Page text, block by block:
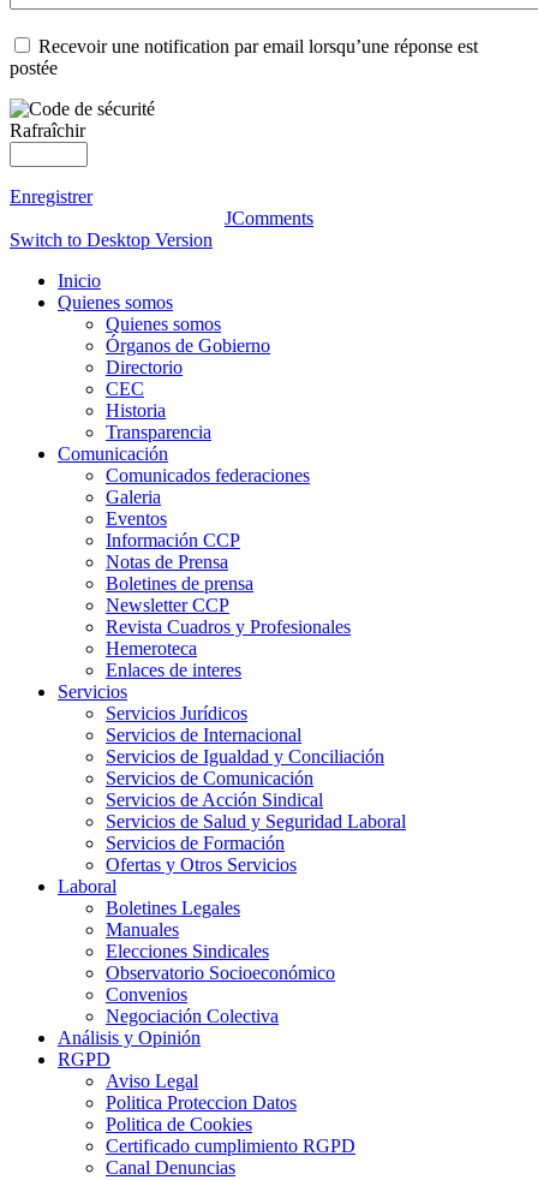
Recevoir une notification par email lorsqu’une réponse est
postée
Rafraîchir
Enregistrer
JComments
Switch to Desktop Version
Inicio
Quienes somos
Quienes somos
Órganos de Gobierno
Directorio
CEC
Historia
Transparencia
Comunicación
Comunicados federaciones
Galeria
Eventos
Información CCP
Notas de Prensa
Boletines de prensa
Newsletter CCP
Revista Cuadros y Profesionales
Hemeroteca
Enlaces de interes
Servicios
Servicios Jurídicos
Servicios de Internacional
Servicios de Igualdad y Conciliación
Servicios de Comunicación
Servicios de Acción Sindical
Servicios de Salud y Seguridad Laboral
Servicios de Formación
Ofertas y Otros Servicios
Laboral
Boletines Legales
Manuales
Elecciones Sindicales
Observatorio Socioeconómico
Convenios
Negociación Colectiva
Análisis y Opinión
RGPD
Aviso Legal
Politica Proteccion Datos
Politica de Cookies
Certificado cumplimiento RGPD
Canal Denuncias